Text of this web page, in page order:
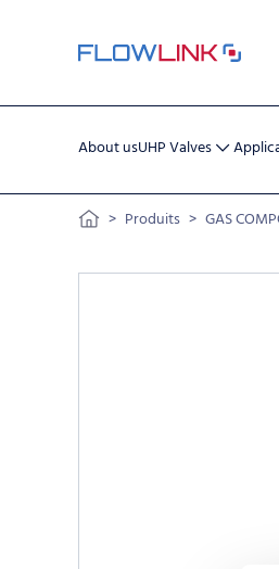
Skip to content
About usUHP Valves
> Produits > GAS